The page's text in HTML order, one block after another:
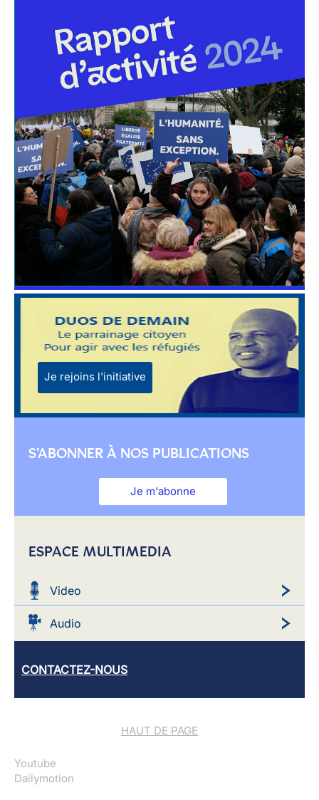
Je rejoins l'initiative
S'ABONNER À NOS PUBLICATIONS
Je m'abonne
ESPACE MULTIMEDIA
Video
Audio
CONTACTEZ-NOUS
HAUT DE PAGE
Youtube
Dailymotion